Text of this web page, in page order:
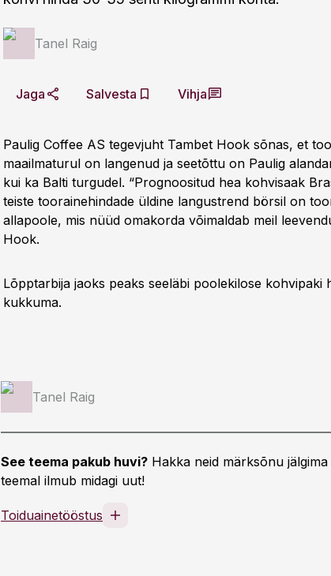
Tanel Raig
Jaga Salvesta Vihja
Paulig Coffee AS tegevjuht Tambet Hook sõnas, et
maailmaturul on langenud ja seetõttu on Paulig
kui ka Balti turgudel. “Prognoositud hea kohvisaak
teiste toorainehindade üldine langustrend börsil on
allapoole, mis nüüd omakorda võimaldab meil
Hook.
Lõpptarbija jaoks peaks seeläbi poolekilose kohvipaki
kukkuma.
Tanel Raig
See teema pakub huvi? Hakka neid märksõnu
teemal ilmub midagi uut!
Toiduainetööstus